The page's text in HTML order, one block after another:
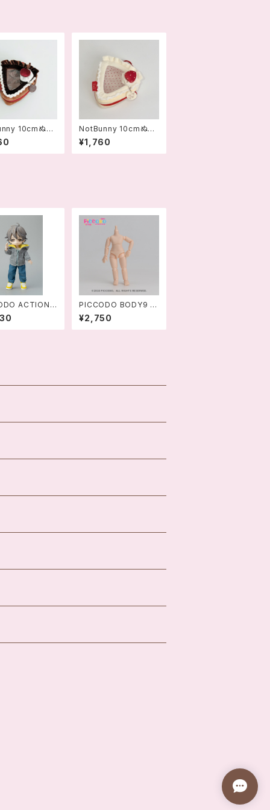
10cmぬい
ーチ 三角形 シ
ツヴェルダー -
NotBunny 10cmぬい
ぐるみポーチ 三角形 い
ちご - 69783015705
29
¥1,760
ACTION
のみぞ知る 有
フォルメドー
PICCODO BODY9 デ
フォルメドールボディ V
ER.2.0
¥2,750